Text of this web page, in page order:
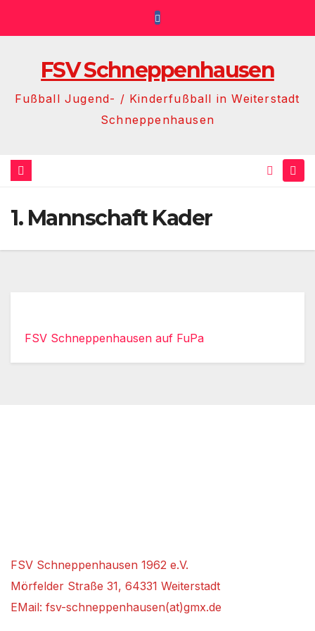
FSV Schneppenhausen
Fußball Jugend- / Kinderfußball in Weiterstadt
Schneppenhausen
1. Mannschaft Kader
FSV Schneppenhausen auf FuPa
FSV Schneppenhausen 1962 e.V.
Mörfelder Straße 31, 64331 Weiterstadt
EMail: fsv-schneppenhausen(at)gmx.de